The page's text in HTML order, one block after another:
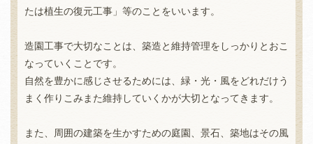
たは植生の復元工事」等のことをいいます。
造園工事で大切なことは、築造と維持管理をしっかりとおこ
なっていくことです。
自然を豊かに感じさせるためには、緑・光・風をどれだけう
まく作りこみまた維持していくかが大切となってきます。
また、周囲の建築を生かすための庭園、景石、築地はその風